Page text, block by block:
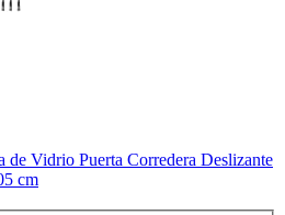
Vidrio Puerta Corredera Deslizante
cm